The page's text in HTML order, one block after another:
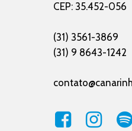
CEP: 35.452-056
(31) 3561-3869
(31) 9 8643-1242